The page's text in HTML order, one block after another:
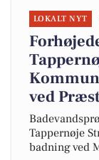
LOKALT NYT
ved
Tappernøje
badning ved